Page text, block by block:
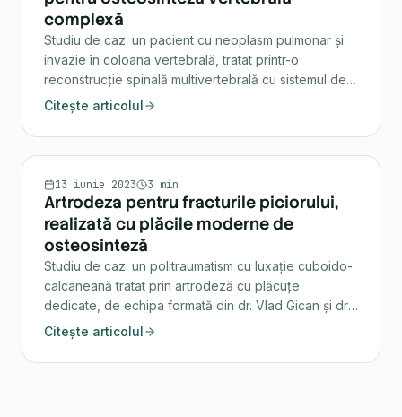
complexă
Studiu de caz: un pacient cu neoplasm pulmonar și
invazie în coloana vertebrală, tratat printr-o
reconstrucție spinală multivertebrală cu sistemul de
corpectomie TeCorp VBR, într-o echipă
multidisciplinară.
Citește articolul
TRAUMATOLOGIE
13 iunie 2023 3 min
Artrodeza pentru fracturile piciorului,
realizată cu plăcile moderne de
osteosinteză
Studiu de caz: un politraumatism cu luxație cuboido-
calcaneană tratat prin artrodeză cu plăcuțe
dedicate, de echipa formată din dr. Vlad Gican și dr.
Andrei Ioan Bogdan.
Citește articolul